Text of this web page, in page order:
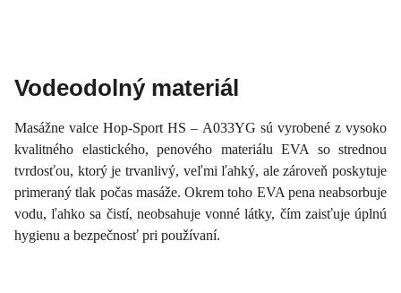
Vodeodolný materiál
Masážne valce Hop-Sport HS – A033YG sú vyrobené z vysoko
kvalitného elastického, penového materiálu EVA so strednou
tvrdosťou, ktorý je trvanlivý, veľmi ľahký, ale zároveň poskytuje
primeraný tlak počas masáže. Okrem toho EVA pena neabsorbuje
vodu, ľahko sa čistí, neobsahuje vonné látky, čím zaisťuje úplnú
hygienu a bezpečnosť pri používaní.